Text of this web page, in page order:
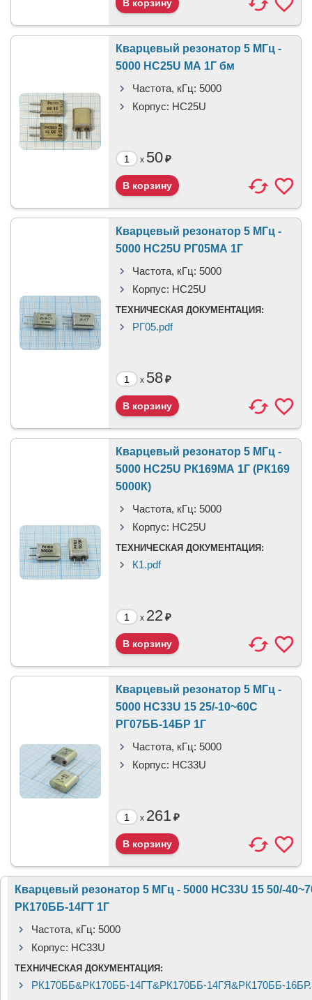
Кварцевый резонатор 5 МГц -
5000 HC25U МА 1Г бм
Частота, кГц: 5000
Корпус: HC25U
x 50₽
Кварцевый резонатор 5 МГц -
5000 HC25U РГ05МА 1Г
Частота, кГц: 5000
Корпус: HC25U
ТЕХНИЧЕСКАЯ ДОКУМЕНТАЦИЯ:
РГ05.pdf
x 58₽
Кварцевый резонатор 5 МГц -
5000 HC25U РК169МА 1Г (РК169
5000К)
Частота, кГц: 5000
Корпус: HC25U
ТЕХНИЧЕСКАЯ ДОКУМЕНТАЦИЯ:
К1.pdf
x 22₽
Кварцевый резонатор 5 МГц -
5000 HC33U 15 25/-10~60C
РГ07ББ-14БР 1Г
Частота, кГц: 5000
Корпус: HC33U
x 261₽
Кварцевый резонатор 5 МГц - 5000 HC33U 15 50/-
РК170ББ-14ГТ 1Г
Частота, кГц: 5000
Корпус: HC33U
ТЕХНИЧЕСКАЯ ДОКУМЕНТАЦИЯ:
РК170ББ&РК170ББ-14ГТ&РК170ББ-14ГЯ&РК170ББ-